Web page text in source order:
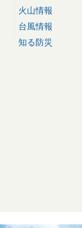
火山情報
台風情報
知る防災